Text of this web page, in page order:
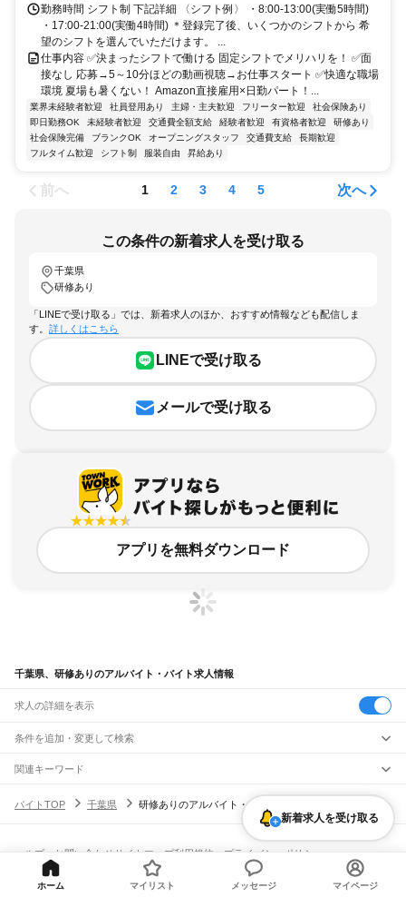
おおたかの森・柏・南流山駅） ★朝～夜まで各駅から合計32便運行
中、シフトに合わせて通勤可能です！ 流山おおたかの森駅発 約25分
柏駅発 約45分 南流山駅発 約30分
勤務時間 シフト制 下記詳細 〈シフト例〉 ・8:00-13:00(実働5時間)
・17:00-21:00(実働4時間) ＊登録完了後、いくつかのシフトから 希
望のシフトを選んでいただけます。 ...
仕事内容 ✅決まったシフトで働ける 固定シフトでメリハリを！ ✅面
接なし 応募→5～10分ほどの動画視聴→お仕事スタート ✅快適な職場
環境 夏場も暑くない！ Amazon直接雇用×日勤パート！...
業界未経験者歓迎 社員登用あり 主婦・主夫歓迎 フリーター歓迎
社会保険あり
即日勤務OK
未経験者歓迎 交通費全額支給 経験者歓迎 有資格者歓迎
研修あり
社会保険完備
ブランクOK オープニングスタッフ 交通費支給
長期歓迎
フルタイム歓迎
シフト制 服装自由 昇給あり
前へ 1 2 3 4 5 次へ
この条件の新着求人を受け取る
千葉県
研修あり
「LINEで受け取る」では、新着求人のほか、おすすめ情報なども配信しま
す。 詳しくはこちら
LINEで受け取る
メールで受け取る
アプリを無料ダウンロード
千葉県、研修ありのアルバイト・バイト求人情報
求人の詳細を表示
条件を追加・変更して検索
市区町村を追加・変更
千葉県すべて
銚子市 館山市 野田市 佐倉市東金市
旭市
勝浦市市原市 八千代市我孫子市
鎌ケ谷市
君津市
四街道市 八街市 印西市白井市 南房総市
駅を追加・変更
南流山駅新松戸駅 新八柱駅 東松戸駅市川大野駅船橋法典駅 西船橋駅
JR中央・総武線
市川駅本八幡駅 下総中山駅 西船橋駅 東船橋駅津田沼駅 幕張本郷駅 幕張駅
飲食・フードサービス
飲食・フードサービス
すべて
ホールスタッフ
キッチンスタッフ 皿洗い・洗い場精肉・鮮魚加工
給食調理
特徴を追加・変更
人気
雇用形態を追加・変更
関連キーワード
バイトTOP
千葉県 研修ありのアルバイト・バイト・求人
新着求人を受け取る
ヘルプ・お問い合わせ サイトマップ利用規約・プライバシーポリシー
[企業]求人広告の掲載相談
ホーム マイリスト メッセージ マイページ